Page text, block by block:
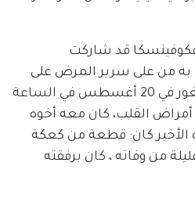
قد شاركت
به من على سرير المرض على
فيسبوك، معلقة " توفي إيغور في 20 أغسطس في الساعة
أمراض القلب، كان معه أخوه
الأخير كان: قطعة من كعكة
من وفاته ، كان برفقته